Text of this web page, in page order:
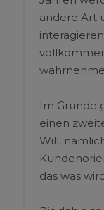
andere Art
Im Grunde
einen
Will,
das was